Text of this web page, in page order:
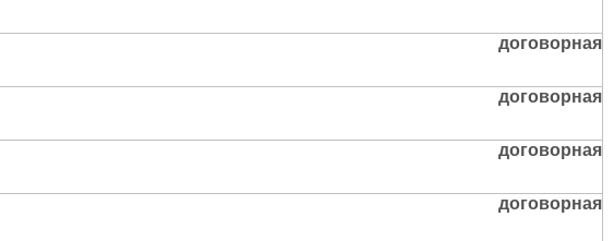
договорная
договорная
договорная
договорная